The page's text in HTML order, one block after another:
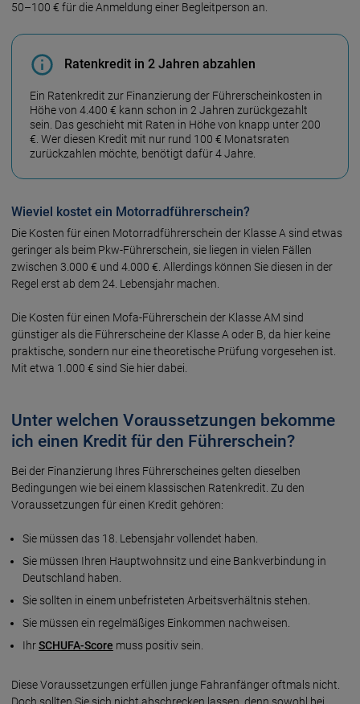
50–100 € für die Anmeldung einer Begleit­person an.
Ratenkredit in 2 Jahren abzahlen
Ein Ratenkredit zur Finanzierung der Führerscheinkosten in
Höhe von 4.400 € kann schon in 2 Jahren zurückgezahlt
sein. Das geschieht mit Raten in Höhe von knapp unter 200
€. Wer diesen Kredit mit nur rund 100 € Monatsraten
zurückzahlen möchte, benötigt dafür 4 Jahre.
Wieviel kostet ein Motorradführerschein?
Die Kosten für einen Motorradführerschein der Klasse A sind etwas
geringer als beim Pkw-Führerschein, sie liegen in vielen Fällen
zwischen 3.000 € und 4.000 €. Allerdings können Sie diesen in der
Regel erst ab dem 24. Lebensjahr machen.
Die Kosten für einen Mofa-Führerschein der Klasse AM sind
günstiger als die Führerscheine der Klasse A oder B, da hier keine
praktische, sondern nur eine theoretische Prüfung vorgesehen ist.
Mit etwa 1.000 € sind Sie hier dabei.
Unter welchen Voraussetzungen bekomme
ich einen Kredit für den Führerschein?
Bei der Finanzierung Ihres Führerscheines gelten dieselben
Bedingungen wie bei einem klassischen Ratenkredit. Zu den
Voraussetzungen für einen Kredit gehören:
Sie müssen das 18. Lebensjahr vollendet haben.
Sie müssen Ihren Hauptwohnsitz und eine Bankverbindung in
Deutschland haben.
Sie sollten in einem unbefristeten Arbeitsverhältnis stehen.
Sie müssen ein regelmäßiges Einkommen nachweisen.
IhrSCHUFA-Score muss positiv sein.
Diese Voraussetzungen erfüllen junge Fahranfänger oftmals nicht.